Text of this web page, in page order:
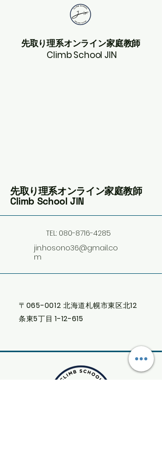
先取り理系オンライン家庭教師
Climb School JIN
先取り理系オンライン家庭教師
Climb School JIN
TEL: 080-8716-4285
jin.hosono36@gmail.co
m
〒 065-0012 北海道札幌市東区北12
条東5丁目 1-12-615